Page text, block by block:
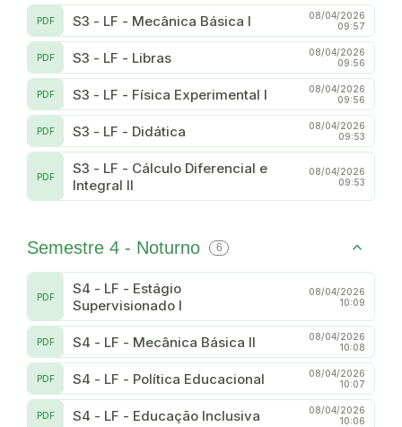
S3 - LF - Mecânica Básica I
PDF
08/04/2026
09:57
S3 - LF - Libras
PDF
08/04/2026
09:56
S3 - LF - Física Experimental I
PDF
08/04/2026
09:56
S3 - LF - Didática
PDF
08/04/2026
09:53
S3 - LF - Cálculo Diferencial e
Integral II
PDF
08/04/2026
09:53
Semestre 4 - Noturno 6
S4 - LF - Estágio
Supervisionado I
PDF
08/04/2026
10:09
S4 - LF - Mecânica Básica II
PDF
08/04/2026
10:08
S4 - LF - Política Educacional
PDF
08/04/2026
10:07
S4 - LF - Educação Inclusiva
PDF
08/04/2026
10:06